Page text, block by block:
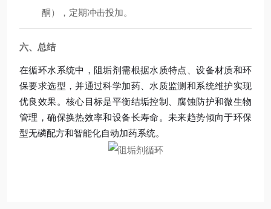
酮），定期冲击投加。
六、总结
在循环水系统中，阻垢剂需根据水质特点、设备材质和环
保要求选型，并通过科学加药、水质监测和系统维护实现
优良效果。核心目标是平衡结垢控制、腐蚀防护和微生物
管理，确保换热效率和设备长寿命。未来趋势倾向于环保
型无磷配方和智能化自动加药系统。